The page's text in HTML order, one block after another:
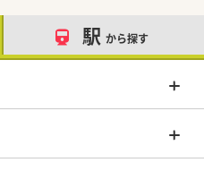
駅 から探す